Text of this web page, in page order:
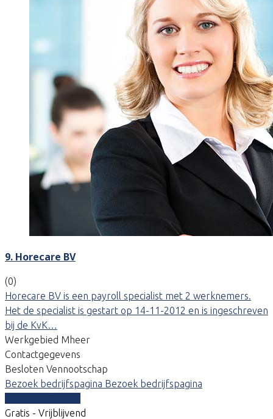
9. Horecare BV
(0)
Horecare BV is een payroll specialist met 2 werknemers.
Het de specialist is gestart op 14-11-2012 en is ingeschreven
bij de KvK…
Werkgebied Mheer
Contactgegevens
Besloten Vennootschap
Bezoek bedrijfspagina Bezoek bedrijfspagina
Gratis - Vrijblijvend